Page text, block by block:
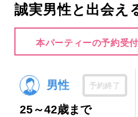
誠実男性と出会え
本パーティーの予約受
男性 予約終了
25～42歳まで